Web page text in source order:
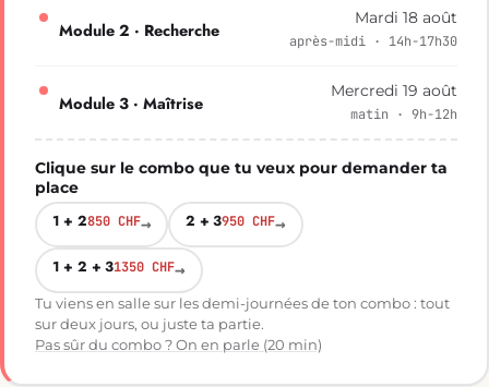
Module 2 · Recherche
Mardi 18 août
après-midi · 14h-17h30
Module 3 · Maîtrise
Mercredi 19 août
matin · 9h-12h
Clique sur le combo que tu veux pour demander ta
place
1 + 2850 CHF→ 2 + 3950 CHF→
1 + 2 + 31350 CHF→
Tu viens en salle sur les demi-journées de ton combo : tout
sur deux jours, ou juste ta partie.
Pas sûr du combo ? On en parle (20 min)